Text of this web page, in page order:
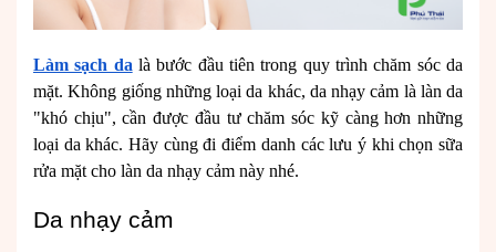
Làm sạch da là bước đầu tiên trong quy trình chăm sóc da
mặt. Không giống những loại da khác, da nhạy cảm là làn da
"khó chịu", cần được đầu tư chăm sóc kỹ càng hơn những
loại da khác. Hãy cùng đi điểm danh các lưu ý khi chọn sữa
rửa mặt cho làn da nhạy cảm này nhé.
Da nhạy cảm